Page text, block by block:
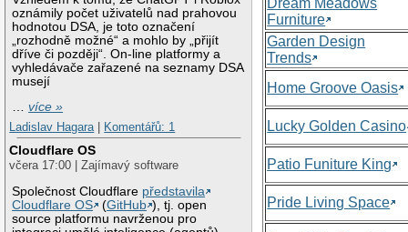
oznámily počet uživatelů nad prahovou
hodnotou DSA, je toto označení
„rozhodně možné“ a mohlo by „přijít
dříve či později“. On-line platformy a
vyhledávače zařazené na seznamy DSA
musejí
…více »
Ladislav Hagara
Komentářů: 1
Cloudflare OS
včera 17:00 | Zajímavý software
Společnost Cloudflare představila
Cloudflare OS
(GitHub ), tj. open
source platformu navrženou pro
Furniture
Garden Design
Trends
Home Groove Oasis
Lucky Golden Casino
Patio Funiture King
Pride Living Space